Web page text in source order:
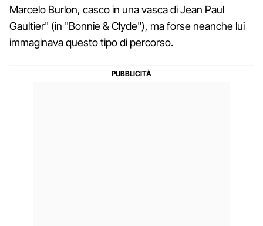
Marcelo Burlon, casco in una vasca di Jean Paul
Gaultier" (in "Bonnie & Clyde"), ma forse neanche lui
immaginava questo tipo di percorso.